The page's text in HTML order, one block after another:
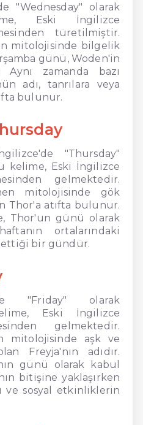
"Wednesday" olarak
Eski İngilizce
türetilmiştir.
mitolojisinde bilgelik
günü, Woden'in
zamanda bazı
adı, tanrılara veya
bulunur.
"Thursday"
kelime, Eski İngilizce
gelmektedir.
mitolojisinde gök
Thor'a atıfta bulunur.
Thor'un günü olarak
ortalarındaki
bir gündür.
"Friday" olarak
Eski İngilizce
gelmektedir.
mitolojisinde aşk ve
Freyja'nın adıdır.
günü olarak kabul
bitişine yaklaşırken
ve sosyal etkinliklerin